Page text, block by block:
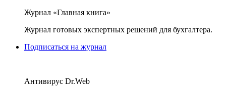
Журнал «Главная книга»
Журнал готовых экспертных решений для бухгалтера.
Подписаться на журнал
Антивирус Dr.Web